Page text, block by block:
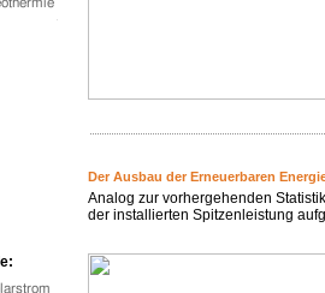
Der Ausbau der Erneuerbaren
Analog zur vorhergehenden
der installierten Spitzenleistung